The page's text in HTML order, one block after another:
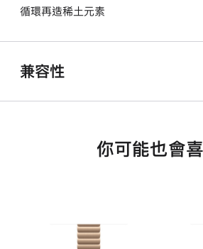
循環再造稀土元素
兼容性
你可能也會